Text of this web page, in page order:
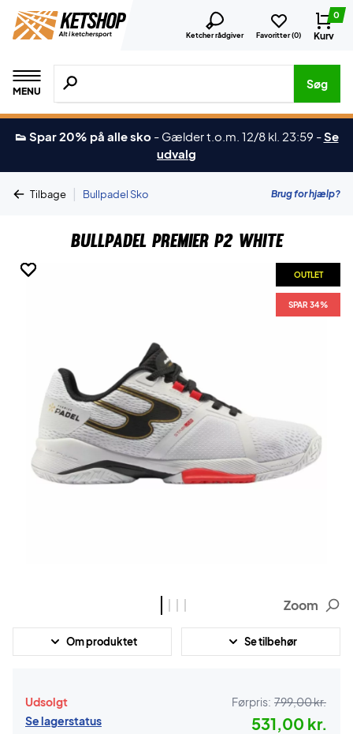
Ketcher rådgiver Favoritter (0)
0
Kurv
MENU
Søg efter produkter, mærker etc.
Søg
👟 Spar 20% på alle sko - Gælder t.o.m. 12/8 kl. 23:59 -Se
udvalg
Tilbage | Bullpadel Sko Brug for hjælp?
Bullpadel Premier P2 White
OUTLET
SPAR 34%
OUTLET
SPAR 34%
OUTLET
SPAR 34%
OUTLET
SPAR 34%
Zoom
Om produktet Se tilbehør
Udsolgt
Se lagerstatus
Førpris: 799,00 kr.
531,00 kr.